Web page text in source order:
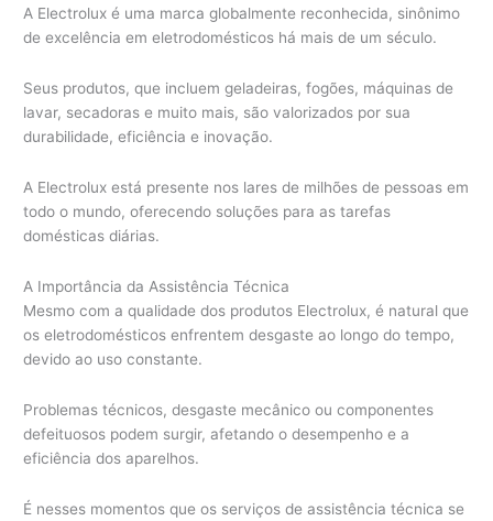
A Electrolux é uma marca globalmente reconhecida, sinônimo
de excelência em eletrodomésticos há mais de um século.
Seus produtos, que incluem geladeiras, fogões, máquinas de
lavar, secadoras e muito mais, são valorizados por sua
durabilidade, eficiência e inovação.
A Electrolux está presente nos lares de milhões de pessoas em
todo o mundo, oferecendo soluções para as tarefas
domésticas diárias.
A Importância da Assistência Técnica
Mesmo com a qualidade dos produtos Electrolux, é natural que
os eletrodomésticos enfrentem desgaste ao longo do tempo,
devido ao uso constante.
Problemas técnicos, desgaste mecânico ou componentes
defeituosos podem surgir, afetando o desempenho e a
eficiência dos aparelhos.
É nesses momentos que os serviços de assistência técnica se